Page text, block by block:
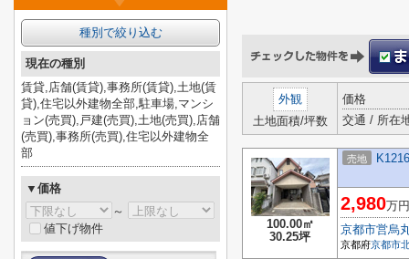
外観
土地面積/坪数
価格
交通 / 所在
100.00㎡
30.25坪
売地
2,980万円
京都市営烏
京都府京都市
種別で絞り込む
現在の種別
賃貸,店舗(賃貸),事務所(賃貸),土地(賃
貸),住宅以外建物全部,駐車場,マンシ
ョン(売買),戸建(売買),土地(売買),店舗
(売買),事務所(売買),住宅以外建物全
部
▼価格
～
値下げ物件